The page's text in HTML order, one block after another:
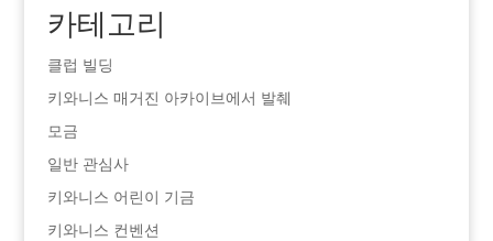
카테고리
클럽 빌딩
키와니스 매거진 아카이브에서 발췌
모금
일반 관심사
키와니스 어린이 기금
키와니스 컨벤션